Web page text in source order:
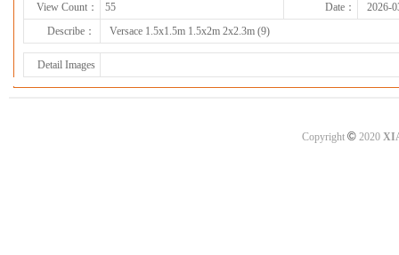
View Count：
55 Date：
2026-
Describe：
Versace 1.5x1.5m 1.5x2m 2x2.3m (9)
Detail Images
Copyright ©2020